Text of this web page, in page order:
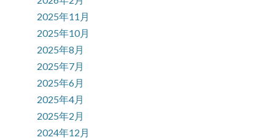
2025年11月
2025年10月
2025年8月
2025年7月
2025年6月
2025年4月
2025年2月
2024年12月